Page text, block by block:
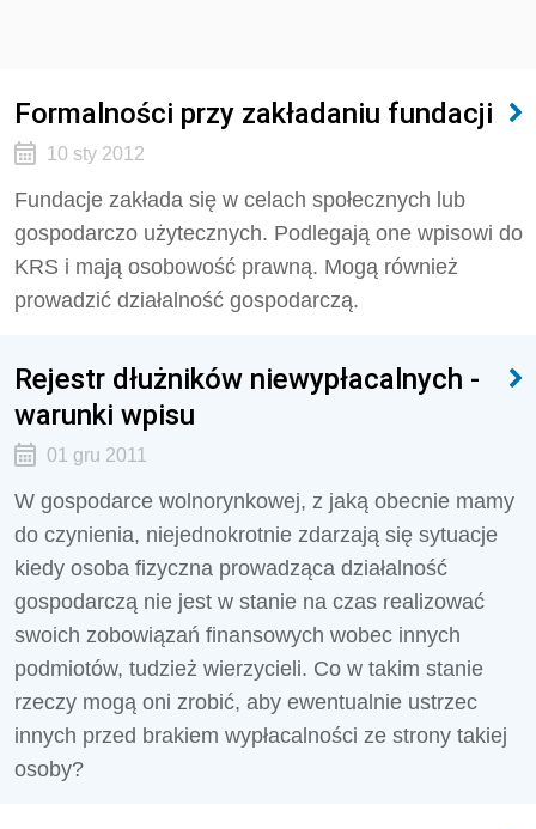
Formalności przy zakładaniu fundacji
10 sty 2012
Fundacje zakłada się w celach społecznych lub
gospodarczo użytecznych. Podlegają one wpisowi do
KRS i mają osobowość prawną. Mogą również
prowadzić działalność gospodarczą.
Rejestr dłużników niewypłacalnych -
warunki wpisu
01 gru 2011
W gospodarce wolnorynkowej, z jaką obecnie mamy
do czynienia, niejednokrotnie zdarzają się sytuacje
kiedy osoba fizyczna prowadząca działalność
gospodarczą nie jest w stanie na czas realizować
swoich zobowiązań finansowych wobec innych
podmiotów, tudzież wierzycieli. Co w takim stanie
rzeczy mogą oni zrobić, aby ewentualnie ustrzec
innych przed brakiem wypłacalności ze strony takiej
osoby?